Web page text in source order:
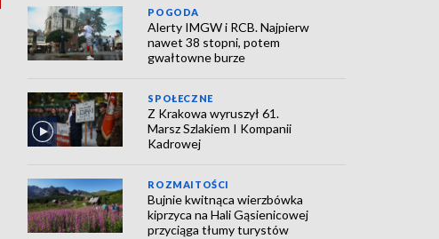
POGODA
Alerty IMGW i RCB. Najpierw
nawet 38 stopni, potem
gwałtowne burze
SPOŁECZNE
Z Krakowa wyruszył 61.
Marsz Szlakiem I Kompanii
Kadrowej
ROZMAITOŚCI
Bujnie kwitnąca wierzbówka
kiprzyca na Hali Gąsienicowej
przyciąga tłumy turystów